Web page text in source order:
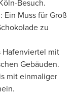
Besuch.
Ein Muss für Groß
zu
Hafenviertel mit
Gebäuden.
mit einmaliger